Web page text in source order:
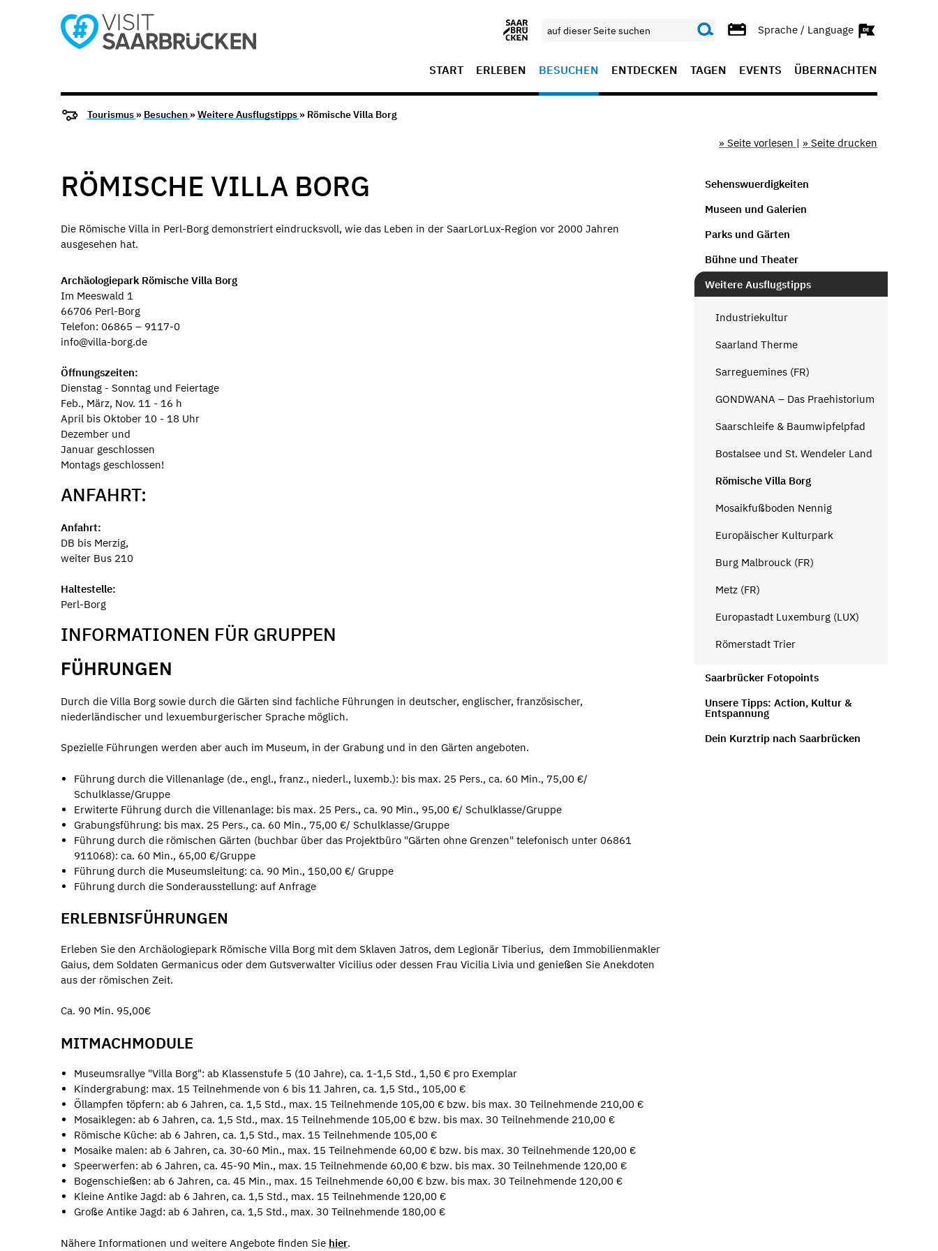
Sprache / Language
START ERLEBEN BESUCHEN ENTDECKEN TAGEN EVENTS ÜBERNACHTEN
Tourismus » Besuchen »Weitere Ausflugstipps » Römische Villa Borg
» Seite vorlesen | » Seite drucken
RÖMISCHE VILLA BORG
Die Römische Villa in Perl-Borg demonstriert eindrucksvoll, wie das Leben in der SaarLorLux-Region vor 2000 Jahren
ausgesehen hat.
Archäologiepark Römische Villa Borg
Im Meeswald 1
66706 Perl-Borg
Telefon: 06865 – 9117-0
info@villa-borg.de
Öffnungszeiten:
Dienstag - Sonntag und Feiertage
Feb., März, Nov. 11 - 16 h
April bis Oktober 10 - 18 Uhr
Dezember und
Januar geschlossen
Montags geschlossen!
ANFAHRT:
Anfahrt:
DB bis Merzig,
weiter Bus 210
Haltestelle:
Perl-Borg
INFORMATIONEN FÜR GRUPPEN
FÜHRUNGEN
Durch die Villa Borg sowie durch die Gärten sind fachliche Führungen in deutscher, englischer, französischer,
niederländischer und lexuemburgerischer Sprache möglich.
Spezielle Führungen werden aber auch im Museum, in der Grabung und in den Gärten angeboten.
Führung durch die Villenanlage (de., engl., franz., niederl., luxemb.): bis max. 25 Pers., ca. 60 Min., 75,00 €/
Schulklasse/Gruppe
Erwiterte Führung durch die Villenanlage: bis max. 25 Pers., ca. 90 Min., 95,00 €/ Schulklasse/Gruppe
Grabungsführung: bis max. 25 Pers., ca. 60 Min., 75,00 €/ Schulklasse/Gruppe
Führung durch die römischen Gärten (buchbar über das Projektbüro "Gärten ohne Grenzen" telefonisch unter 06861
911068): ca. 60 Min., 65,00 €/Gruppe
Führung durch die Museumsleitung: ca. 90 Min., 150,00 €/ Gruppe
Führung durch die Sonderausstellung: auf Anfrage
ERLEBNISFÜHRUNGEN
Erleben Sie den Archäologiepark Römische Villa Borg mit dem Sklaven Jatros, dem Legionär Tiberius, dem Immobilienmakler
Gaius, dem Soldaten Germanicus oder dem Gutsverwalter Vicilius oder dessen Frau Vicilia Livia und genießen Sie Anekdoten
aus der römischen Zeit.
Ca. 90 Min. 95,00€
MITMACHMODULE
Museumsrallye "Villa Borg": ab Klassenstufe 5 (10 Jahre), ca. 1-1,5 Std., 1,50 € pro Exemplar
Kindergrabung: max. 15 Teilnehmende von 6 bis 11 Jahren, ca. 1,5 Std., 105,00 €
Öllampfen töpfern: ab 6 Jahren, ca. 1,5 Std., max. 15 Teilnehmende 105,00 € bzw. bis max. 30 Teilnehmende 210,00 €
Mosaiklegen: ab 6 Jahren, ca. 1,5 Std., max. 15 Teilnehmende 105,00 € bzw. bis max. 30 Teilnehmende 210,00 €
Römische Küche: ab 6 Jahren, ca. 1,5 Std., max. 15 Teilnehmende 105,00 €
Mosaike malen: ab 6 Jahren, ca. 30-60 Min., max. 15 Teilnehmende 60,00 € bzw. bis max. 30 Teilnehmende 120,00 €
Speerwerfen: ab 6 Jahren, ca. 45-90 Min., max. 15 Teilnehmende 60,00 € bzw. bis max. 30 Teilnehmende 120,00 €
Bogenschießen: ab 6 Jahren, ca. 45 Min., max. 15 Teilnehmende 60,00 € bzw. bis max. 30 Teilnehmende 120,00 €
Kleine Antike Jagd: ab 6 Jahren, ca. 1,5 Std., max. 15 Teilnehmende 120,00 €
Große Antike Jagd: ab 6 Jahren, ca. 1,5 Std., max. 30 Teilnehmende 180,00 €
Nähere Informationen und weitere Angebote finden Sie hier.
Sehenswuerdigkeiten
Museen und Galerien
Parks und Gärten
Bühne und Theater
Weitere Ausflugstipps
Industriekultur
Saarland Therme
Sarreguemines (FR)
GONDWANA – Das Praehistorium
Saarschleife & Baumwipfelpfad
Bostalsee und St. Wendeler Land
Römische Villa Borg
Mosaikfußboden Nennig
Europäischer Kulturpark
Burg Malbrouck (FR)
Metz (FR)
Europastadt Luxemburg (LUX)
Römerstadt Trier
Saarbrücker Fotopoints
Unsere Tipps: Action, Kultur &
Entspannung
Dein Kurztrip nach Saarbrücken